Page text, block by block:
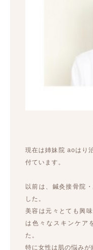
現在は姉妹院 aoはり
付ています。
以前は、鍼灸接骨院
した。
美容は元々とても興
は色々なスキンケア
た。
特に女性は肌の悩みが